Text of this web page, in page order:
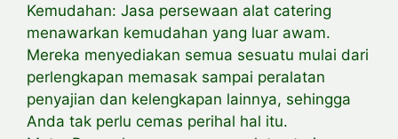
Kemudahan: Jasa persewaan alat catering
menawarkan kemudahan yang luar awam.
Mereka menyediakan semua sesuatu mulai dari
perlengkapan memasak sampai peralatan
penyajian dan kelengkapan lainnya, sehingga
Anda tak perlu cemas perihal hal itu.